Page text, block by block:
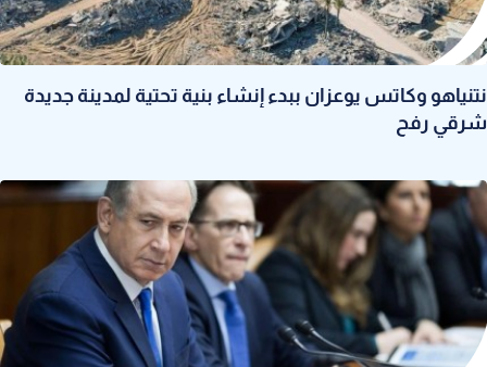
نتنياهو وكاتس يوعزان ببدء إنشاء بنية تحتية لمدينة جديدة
شرقي رفح